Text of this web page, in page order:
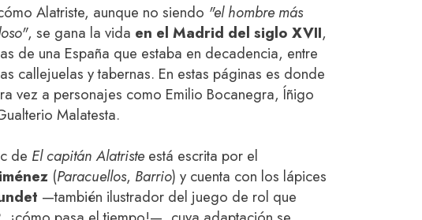
Alatriste, aunque no siendo "el hombre más
, se gana la vida en el Madrid del siglo XVII,
de una España que estaba en decadencia, entre
callejuelas y tabernas. En estas páginas es donde
vez a personajes como Emilio Bocanegra, Íñigo
Malatesta.
de El capitán Alatriste está escrita por el
(Paracuellos, Barrio) y cuenta con los lápices
—también ilustrador del juego de rol que